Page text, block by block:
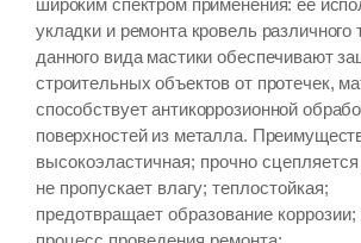
широким спектром применения: ее
укладки и ремонта кровель
данного вида мастики обеспечивают
строительных объектов от протечек,
способствует антикоррозионной
поверхностей из металла.
высокоэластичная; прочно
не пропускает влагу; теплостойкая;
предотвращает образование коррозии;